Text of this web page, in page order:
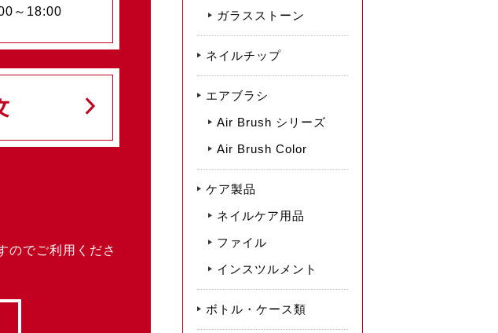
～18:00
のでご利用くださ
ガラスストーン
ネイルチップ
エアブラシ
Air Brush シリーズ
Air Brush Color
ケア製品
ネイルケア用品
ファイル
インスツルメント
ボトル・ケース類